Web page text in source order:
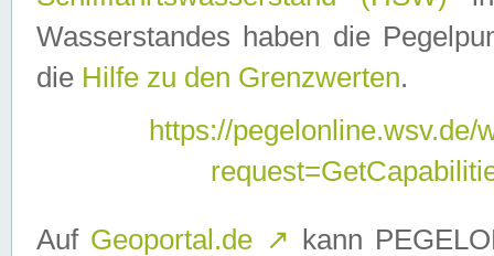
Wasserstandes haben die
die Hilfe zu den Grenzwerten.
https://
Auf Geoportal.de ↗ kann